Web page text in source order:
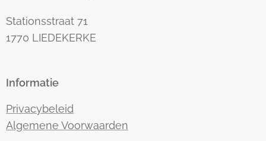
Stationsstraat 71
1770 LIEDEKERKE
Informatie
Privacybeleid
Algemene Voorwaarden